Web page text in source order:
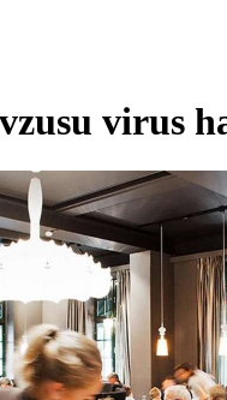
virus